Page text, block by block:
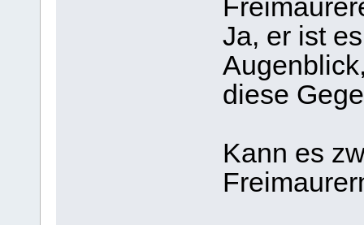
Ja, er ist
diese
Kann es